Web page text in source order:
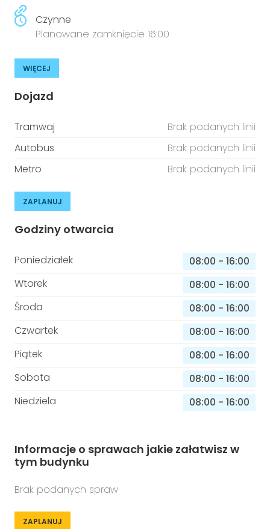
Czynne
Planowane zamknięcie 16:00
WIĘCEJ
Dojazd
Tramwaj
Brak podanych linii
Autobus
Brak podanych linii
Metro
Brak podanych linii
ZAPLANUJ
Godziny otwarcia
Poniedziałek 08:00 - 16:00
Wtorek
08:00 - 16:00
Środa
08:00 - 16:00
Czwartek
08:00 - 16:00
Piątek
08:00 - 16:00
Sobota
08:00 - 16:00
Niedziela
08:00 - 16:00
Informacje o sprawach jakie załatwisz w
tym budynku
Brak podanych spraw
ZAPLANUJ